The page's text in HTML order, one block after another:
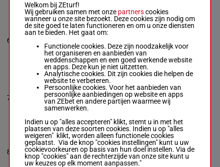
6
GET SKY HIGH
Gillard F.- D Skelton
(22) 3h (21) 2p 1p 2p
2p 1p 2p 3p
7
GONE AWAY
Quinlan Jac.-N B
70 kg
M/870 kg 8p (23) 4p 1p
8
SHE'S MY SHADOW
Harrison L.-R L
Llewellyn
M/6 -70 kg
M/670 kg
Welkom bij ZEturf!
Wij gebruiken samen met onze partnerscookies
wanneer u onze site bezoekt. Deze cookies zijn nodig om
de site goed te laten functioneren en om u onze diensten
aan te bieden. Het gaat om:
Functionele cookies. Deze zijn noodzakelijk voor
het organiseren en aanbieden van
weddenschappen en een goed werkende website
en apps. Deze kun je niet uitzetten.
Analytische cookies. Dit zijn cookies die helpen de
website te verbeteren.
Persoonlijke cookies. Voor het aanbieden van
persoonlijke aanbiedingen op website en apps
van ZEbet en andere partijen waarmee wij
samenwerken.
Indien u op "alles accepteren" klikt, stemt u in met het
plaatsen van deze soorten cookies. Indien u op "alles
weigeren" klikt, worden alleen functionele cookies
geplaatst. Via de knop "cookies instellingen" kunt u uw
cookievoorkeuren op basis van hun doel instellen. Via de
knop "cookies" aan de rechterzijde van onze site kunt u
uw keuzes op elk moment aanpassen."